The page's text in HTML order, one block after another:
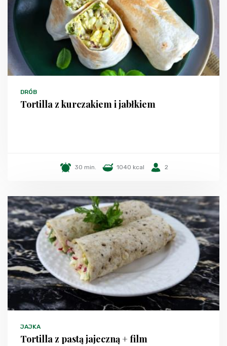
DRÓB
Tortilla z kurczakiem i jabłkiem
30 min. 1040 kcal 2
JAJKA
Tortilla z pastą jajeczną + film